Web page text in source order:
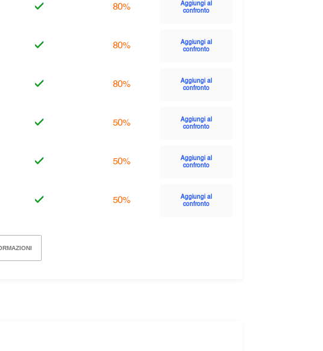
80%
Aggiungi al
confronto
80%
Aggiungi al
confronto
80%
Aggiungi al
confronto
50%
Aggiungi al
confronto
50%
Aggiungi al
confronto
50%
Aggiungi al
confronto